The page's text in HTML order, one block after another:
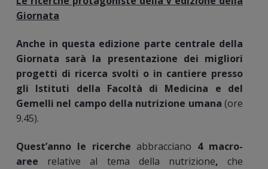
Giornata
Anche in questa edizione parte centrale della
Giornata sarà la presentazione dei migliori
progetti di ricerca svolti o in cantiere presso
gli Istituti della Facoltà di Medicina e del
Gemelli nel campo della nutrizione umana(ore
9.45).
Quest’anno le ricercheabbracciano 4 macro-
aree relative al tema della nutrizione,che